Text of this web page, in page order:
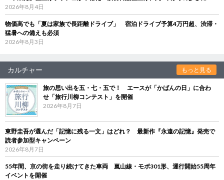
2026年8月4日
物価高でも「夏は家族で長距離ドライブ」 宿泊ドライブ予算4万円超、渋滞・
猛暑への備えも必須
2026年8月3日
カルチャー もっと見る
旅の思い出を五・七・五で！ エースが「かばんの日」に合わ
せ「旅行川柳コンテスト」を開催
2026年8月7日
東野圭吾が選んだ「記憶に残る一文」はどれ？ 最新作『永遠の記憶』発売で
読者参加型キャンペーン
2026年8月7日
55年間、京の街を走り続けてきた車両 嵐山線・モボ301形、運行開始55周年
イベントを開催